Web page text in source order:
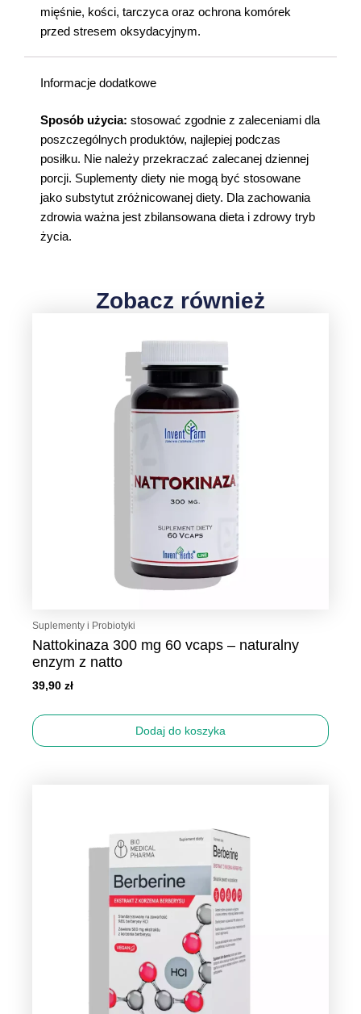
mięśnie, kości, tarczyca oraz ochrona komórek
przed stresem oksydacyjnym.
Informacje dodatkowe
Sposób użycia: stosować zgodnie z zaleceniami dla
poszczególnych produktów, najlepiej podczas
posiłku. Nie należy przekraczać zalecanej dziennej
porcji. Suplementy diety nie mogą być stosowane
jako substytut zróżnicowanej diety. Dla zachowania
zdrowia ważna jest zbilansowana dieta i zdrowy tryb
życia.
Zobacz również
Suplementy i Probiotyki
Nattokinaza 300 mg 60 vcaps – naturalny
enzym z natto
39,90zł
Dodaj do koszyka